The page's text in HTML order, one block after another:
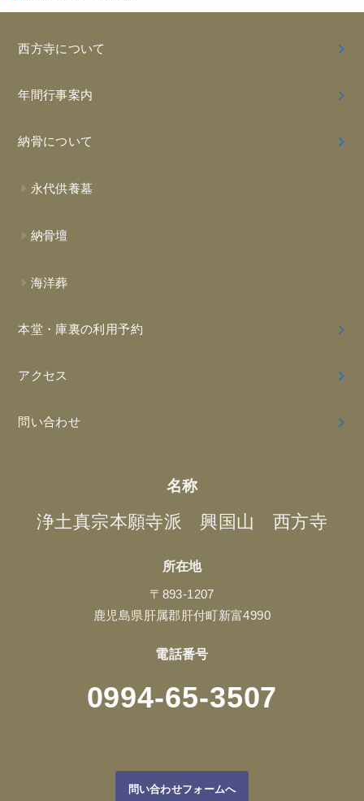
西方寺について
年間行事案内
納骨について
永代供養墓
納骨壇
海洋葬
本堂・庫裏の利用予約
アクセス
問い合わせ
名称
浄土真宗本願寺派 興国山 西方寺
所在地
〒893-1207
鹿児島県肝属郡肝付町新富4990
電話番号
0994-65-3507
問い合わせフォームへ